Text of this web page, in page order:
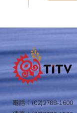
電話：(02)2788-1600